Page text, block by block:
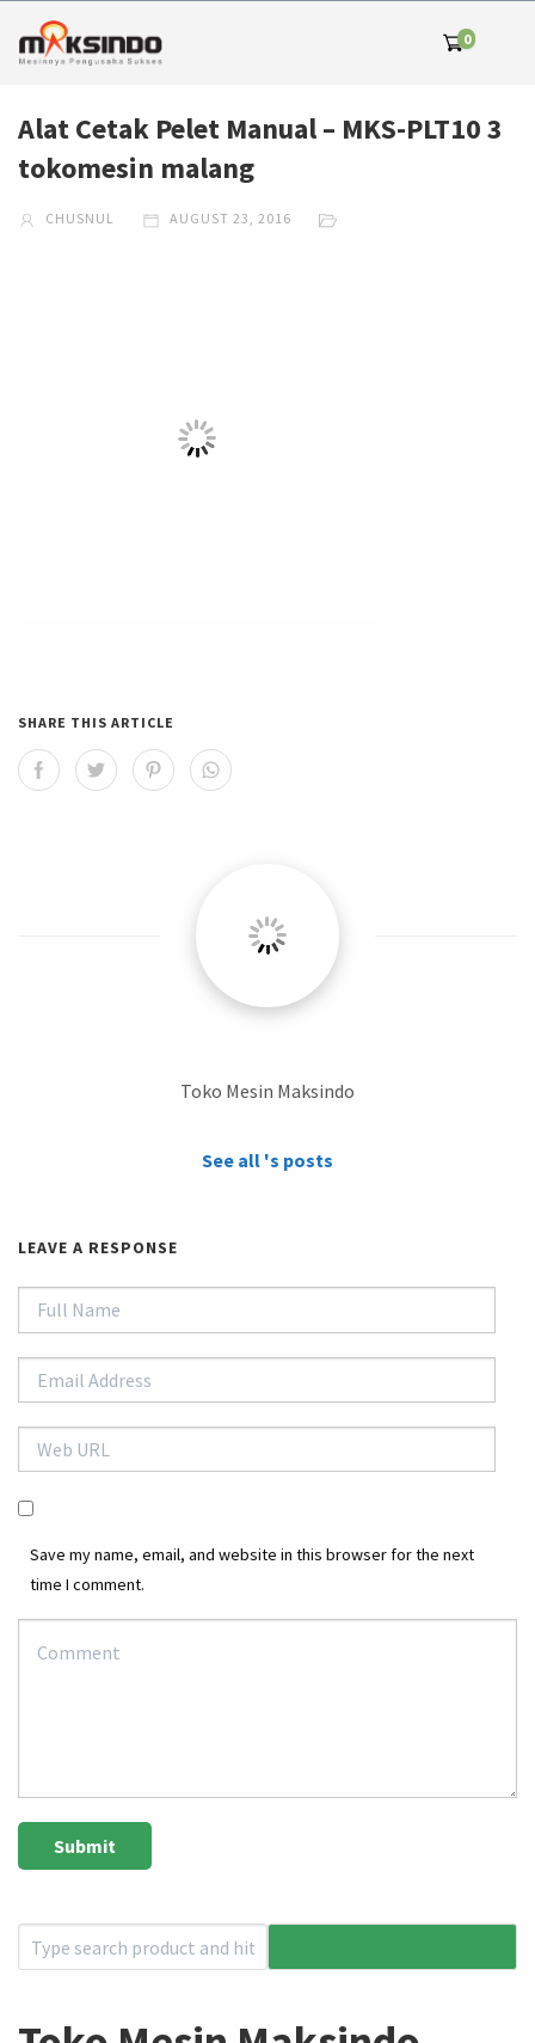
0
Alat Cetak Pelet Manual – MKS-PLT10 3
tokomesin malang
CHUSNUL AUGUST 23, 2016
SHARE THIS ARTICLE
Toko Mesin Maksindo
See all 's posts
LEAVE A RESPONSE
Save my name, email, and website in this browser for the next
time I comment.